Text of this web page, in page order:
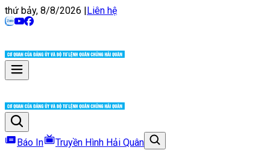
thứ bảy, 8/8/2026 |Liên hệ
Báo In Truyền Hình Hải Quân